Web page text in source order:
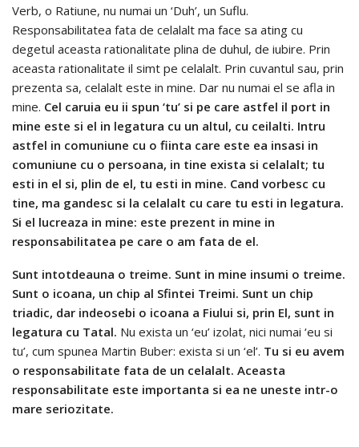
Verb, o Ratiune, nu numai un ‘Duh’, un Suflu.
Responsabilitatea fata de celalalt ma face sa ating cu
degetul aceasta rationalitate plina de duhul, de iubire. Prin
aceasta rationalitate il simt pe celalalt. Prin cuvantul sau, prin
prezenta sa, celalalt este in mine. Dar nu numai el se afla in
mine. Cel caruia eu ii spun ‘tu’ si pe care astfel il port in
mine este si el in legatura cu un altul, cu ceilalti. Intru
astfel in comuniune cu o fiinta care este ea insasi in
comuniune cu o persoana, in tine exista si celalalt; tu
esti in el si, plin de el, tu esti in mine. Cand vorbesc cu
tine, ma gandesc si la celalalt cu care tu esti in legatura.
Si el lucreaza in mine: este prezent in mine in
responsabilitatea pe care o am fata de el.
Sunt intotdeauna o treime. Sunt in mine insumi o treime.
Sunt o icoana, un chip al Sfintei Treimi. Sunt un chip
triadic, dar indeosebi o icoana a Fiului si, prin El, sunt in
legatura cu Tatal. Nu exista un ‘eu’ izolat, nici numai ‘eu si
tu’, cum spunea Martin Buber: exista si un ‘el’. Tu si eu avem
o responsabilitate fata de un celalalt. Aceasta
responsabilitate este importanta si ea ne uneste intr-o
mare seriozitate.